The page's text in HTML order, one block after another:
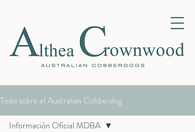
Todo sobre el Australian Cobberdog
Información Oficial MDBA